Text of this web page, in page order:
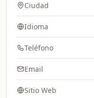
Ciudad
Idioma
Teléfono
Email
Sitio Web